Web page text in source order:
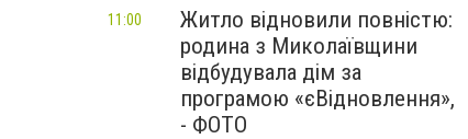
Житло відновили повністю:
родина з Миколаївщини
відбудувала дім за
програмою «єВідновлення»,
- ФОТО
11:00